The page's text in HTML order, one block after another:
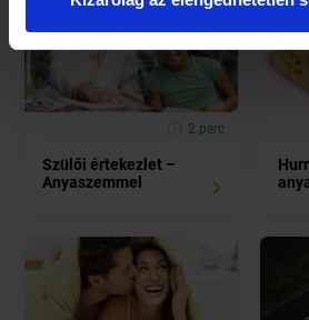
2 perc
Szülői értekezlet –
Anyaszemmel